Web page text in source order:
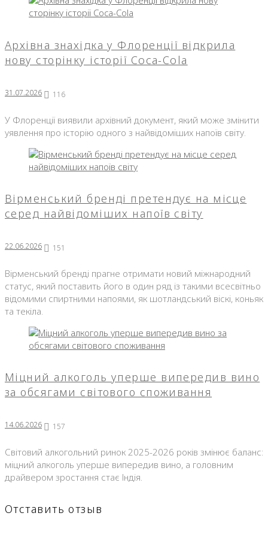
Архівна знахідка у Флоренції відкрила
нову сторінку історії Coca-Cola
31.07.2026 116
У Флоренції виявили архівний документ, який може змінити
уявлення про історію одного з найвідоміших напоїв світу.
Вірменський бренді претендує на місце
серед найвідоміших напоїв світу
22.06.2026 151
Вірменський бренді прагне отримати новий міжнародний
статус, який поставить його в один ряд із такими всесвітньо
відомими спиртними напоями, як шотландський віскі, коньяк
та текіла.
Міцний алкоголь уперше випередив вино
за обсягами світового споживання
14.06.2026 157
Світовий алкогольний ринок 2025-2026 років змінює баланс:
міцний алкоголь уперше випередив вино, а головним
драйвером зростання стає Індія.
Отставить отзыв